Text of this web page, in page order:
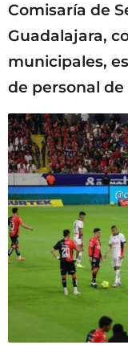
Comisaría de
Guadalajara,
municipales,
de personal